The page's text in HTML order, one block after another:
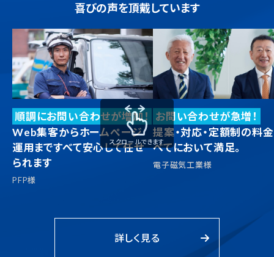
喜びの声を頂戴しています
詳しく見る
順調にお問い合わせが増加！
Web集客からホームぺージ
運用まですべて安心して任せ
られます
PFP様
お問い合わせが急増！
提案・対応・定額制の料金
べてにおいて満足。
電子磁気工業様
スクロールできます